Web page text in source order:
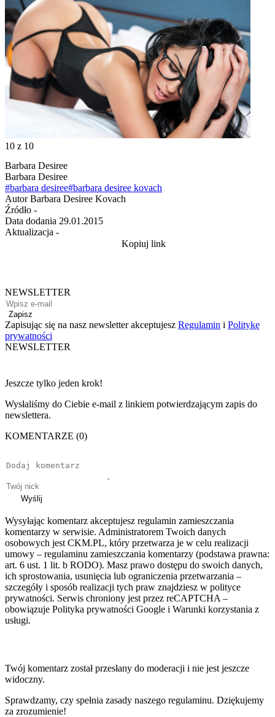
10 z 10
Barbara Desiree
Barbara Desiree
#barbara desiree#barbara desiree kovach
Autor Barbara Desiree Kovach
Źródło -
Data dodania 29.01.2015
Aktualizacja -
Kopiuj link
NEWSLETTER
Zapisz
Zapisując się na nasz newsletter akceptujesz Regulamin i Politykę
prywatności
NEWSLETTER
Jeszcze tylko jeden krok!
Wysłaliśmy do Ciebie e-mail z linkiem potwierdzającym zapis do
newslettera.
KOMENTARZE (0)
Wyślij
Wysyłając komentarz akceptujesz regulamin zamieszczania
komentarzy w serwisie. Administratorem Twoich danych
osobowych jest CKM.PL, który przetwarza je w celu realizacji
umowy – regulaminu zamieszczania komentarzy (podstawa prawna:
art. 6 ust. 1 lit. b RODO). Masz prawo dostępu do swoich danych,
ich sprostowania, usunięcia lub ograniczenia przetwarzania –
szczegóły i sposób realizacji tych praw znajdziesz w polityce
prywatności. Serwis chroniony jest przez reCAPTCHA –
obowiązuje Polityka prywatności Google i Warunki korzystania z
usługi.
Twój komentarz został przesłany do moderacji i nie jest jeszcze
widoczny.
Sprawdzamy, czy spełnia zasady naszego regulaminu. Dziękujemy
za zrozumienie!